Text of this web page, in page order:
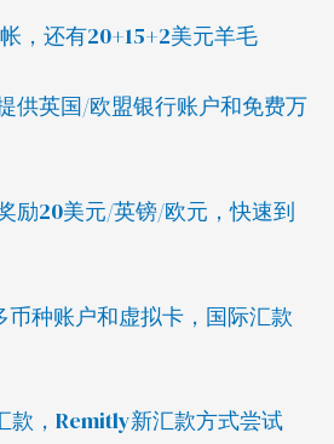
，还有20+15+2美元羊毛
供英国/欧盟银行账户和免费万
励20美元/英镑/欧元，快速到
种账户和虚拟卡，国际汇款
款，Remitly新汇款方式尝试